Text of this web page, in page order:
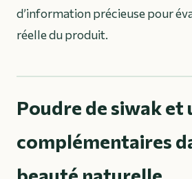
d’information précieuse pour
réelle du produit.
Poudre de siwak et
complémentaires